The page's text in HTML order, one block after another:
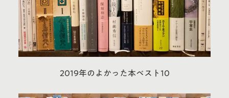
2019年のよかった本ベスト10